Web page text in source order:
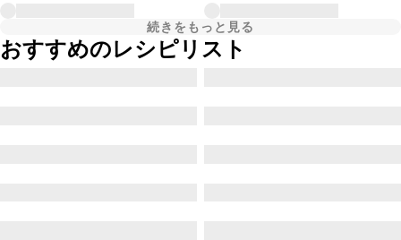
続きをもっと見る
おすすめのレシピリスト